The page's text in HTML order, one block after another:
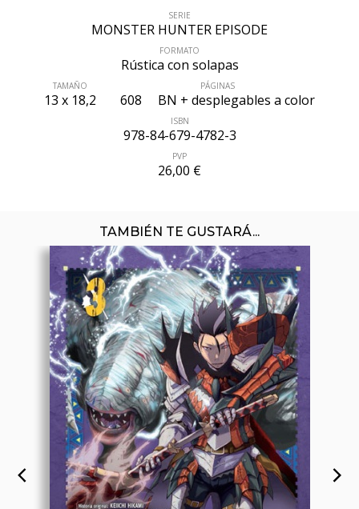
SERIE
MONSTER HUNTER EPISODE
FORMATO
Rústica con solapas
TAMAÑO
13 x 18,2
PÁGINAS
608 BN + desplegables a color
ISBN
978-84-679-4782-3
PVP
26,00 €
TAMBIÉN TE GUSTARÁ...